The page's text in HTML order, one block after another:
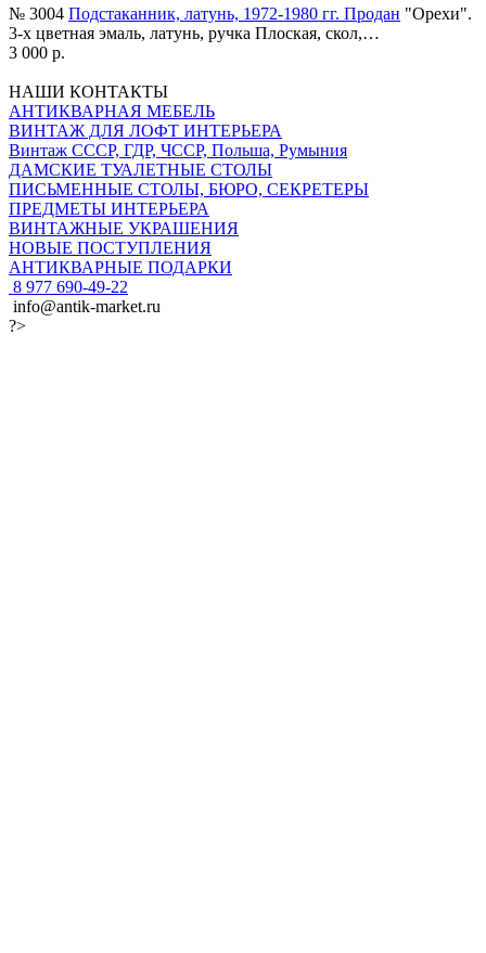
№ 3004 Подстаканник, латунь, 1972-1980 гг. Продан "Орехи".
3-х цветная эмаль, латунь, ручка Плоская, скол,…
3 000 р.
НАШИ КОНТАКТЫ
АНТИКВАРНАЯ МЕБЕЛЬ
ВИНТАЖ ДЛЯ ЛОФТ ИНТЕРЬЕРА
Винтаж СССР, ГДР, ЧССР, Польша, Румыния
ДАМСКИЕ ТУАЛЕТНЫЕ СТОЛЫ
ПИСЬМЕННЫЕ СТОЛЫ, БЮРО, СЕКРЕТЕРЫ
ПРЕДМЕТЫ ИНТЕРЬЕРА
ВИНТАЖНЫЕ УКРАШЕНИЯ
НОВЫЕ ПОСТУПЛЕНИЯ
АНТИКВАРНЫЕ ПОДАРКИ
8 977 690-49-22
info@antik-market.ru
?>